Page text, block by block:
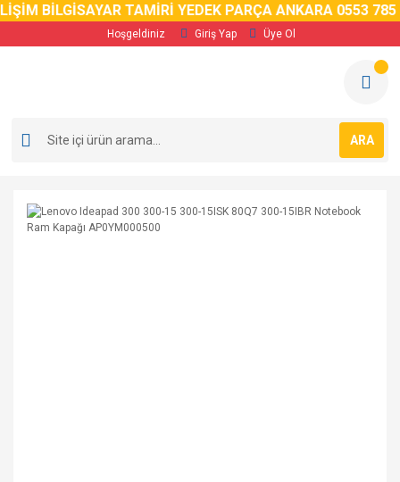
BİLGİSAYAR TAMİRİ YEDEK PARÇA ANKARA 0553 785
Hoşgeldiniz Giriş Yap Üye Ol
ARA